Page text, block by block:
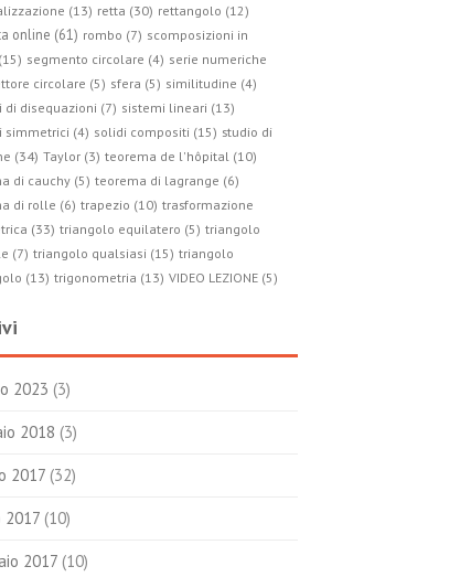
(13) retta (30) rettangolo (12)
online (61) rombo (7) scomposizioni in
segmento circolare (4) serie numeriche
circolare (5) sfera (5) similitudine (4)
di disequazioni (7) sistemi lineari (13)
simmetrici (4) solidi compositi (15) studio di
(34) Taylor (3) teorema de l'hôpital (10)
di cauchy (5) teorema di lagrange (6)
di rolle (6) trapezio (10) trasformazione
(33) triangolo equilatero (5) triangolo
(7) triangolo qualsiasi (15) triangolo
(13) trigonometria (13) VIDEO LEZIONE (5)
2023 (3)
2018 (3)
2017(32)
2017(10)
2017(10)